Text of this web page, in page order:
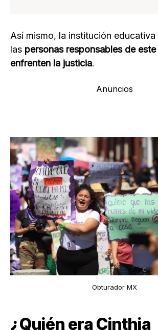
Así mismo, la institución
las personas responsables de
enfrenten la justicia.
Anuncios
Obturador MX
¿Quién era Cinthia